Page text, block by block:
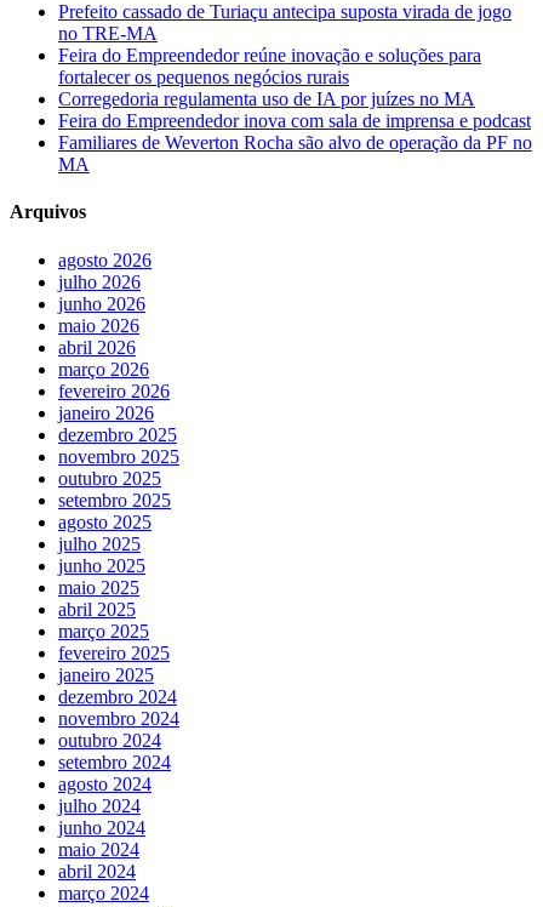
Prefeito cassado de Turiaçu antecipa suposta virada de jogo
no TRE-MA
Feira do Empreendedor reúne inovação e soluções para
fortalecer os pequenos negócios rurais
Corregedoria regulamenta uso de IA por juízes no MA
Feira do Empreendedor inova com sala de imprensa e podcast
Familiares de Weverton Rocha são alvo de operação da PF no
MA
Arquivos
agosto 2026
julho 2026
junho 2026
maio 2026
abril 2026
março 2026
fevereiro 2026
janeiro 2026
dezembro 2025
novembro 2025
outubro 2025
setembro 2025
agosto 2025
julho 2025
junho 2025
maio 2025
abril 2025
março 2025
fevereiro 2025
janeiro 2025
dezembro 2024
novembro 2024
outubro 2024
setembro 2024
agosto 2024
julho 2024
junho 2024
maio 2024
abril 2024
março 2024